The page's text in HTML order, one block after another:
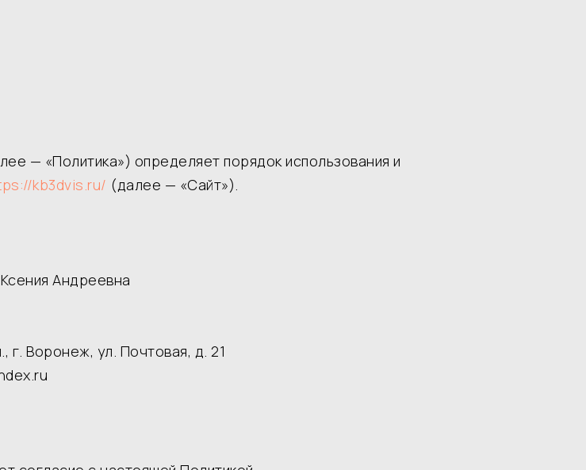
— «Политика») определяет порядок использования и
kb3dvis.ru/ (далее — «Сайт»).
Андреевна
Воронеж, ул. Почтовая, д. 21